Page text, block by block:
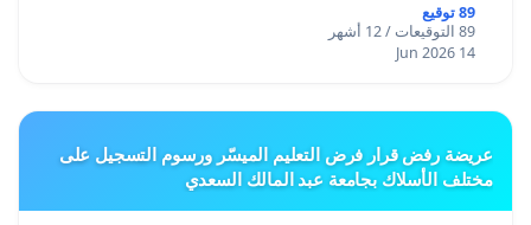
89 توقيع
89 التوقيعات / 12 أشهر
14 Jun 2026
عريضة رفض قرار فرض التعليم الميسّر ورسوم التسجيل على
مختلف الأسلاك بجامعة عبد المالك السعدي